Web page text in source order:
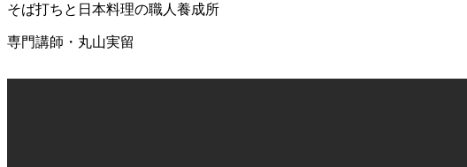
そば打ちと日本料理の職人養成所
専門講師・丸山実留